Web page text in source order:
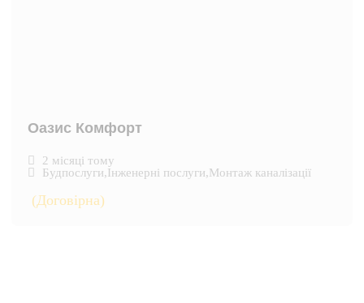
Оазис Комфорт
2 місяці тому
Будпослуги,Інженерні послуги,Монтаж каналізації
(Договірна)